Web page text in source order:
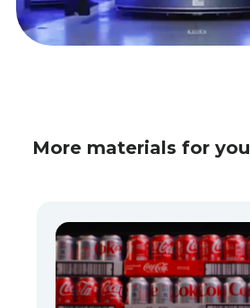
More materials for you